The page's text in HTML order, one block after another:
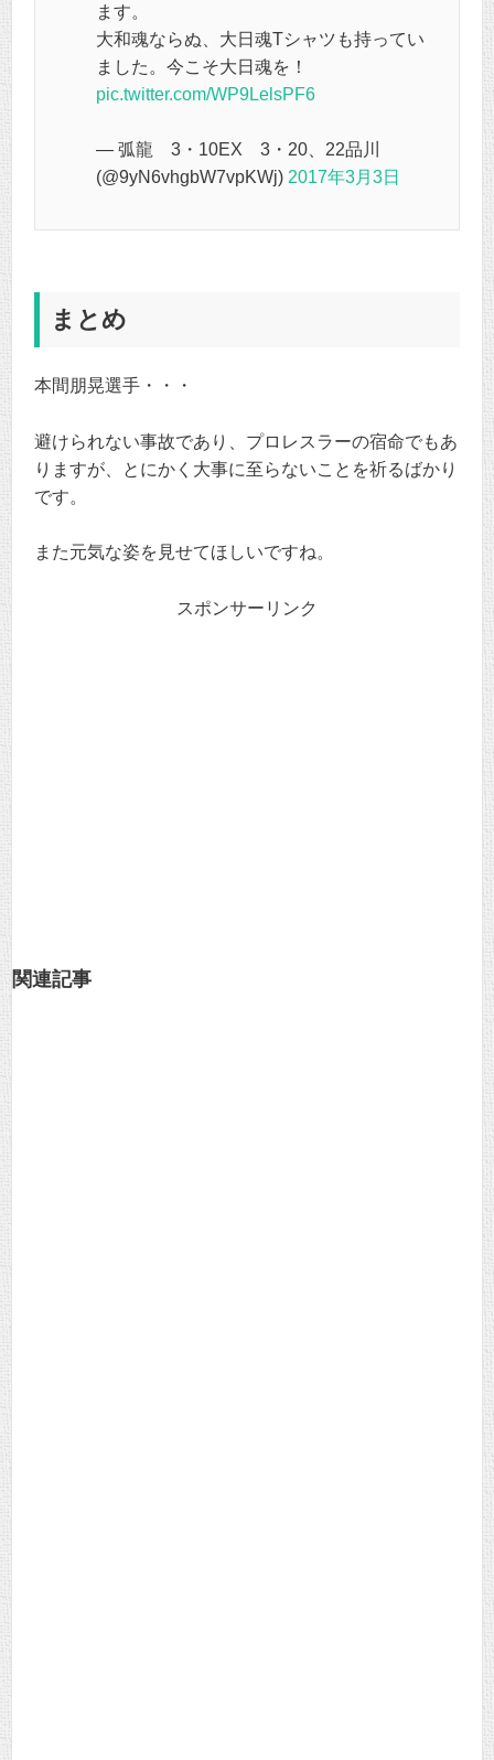
ます。
大和魂ならぬ、大日魂Tシャツも持ってい
ました。今こそ大日魂を！
pic.twitter.com/WP9LelsPF6
— 弧龍 3・10EX 3・20、22品川
(@9yN6vhgbW7vpKWj) 2017年3月3日
まとめ
本間朋晃選手・・・
避けられない事故であり、プロレスラーの宿命でもあ
りますが、とにかく大事に至らないことを祈るばかり
です。
また元気な姿を見せてほしいですね。
スポンサーリンク
関連記事